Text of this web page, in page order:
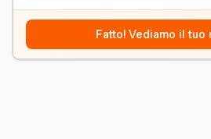
Fatto! Vediamo il tuo